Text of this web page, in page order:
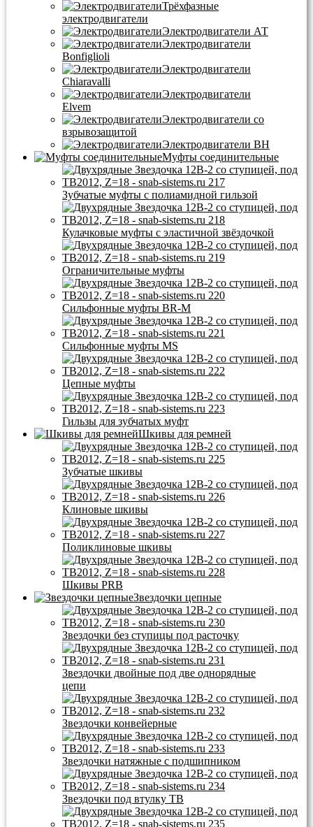
Трёхфазные
электродвигатели
Электродвигатели АТ
Электродвигатели
Bonfiglioli
Электродвигатели
Chiaravalli
Электродвигатели
Elvem
Электродвигатели со
взрывозащитой
Электродвигатели BH
Муфты соединительные
Зубчатые муфты с полиамидной гильзой
Кулачковые муфты с эластичной звёздочкой
Ограничительные муфты
Сильфонные муфты BR-M
Сильфонные муфты MS
Цепные муфты
Гильзы для зубчатых муфт
Шкивы для ремней
Зубчатые шкивы
Клиновые шкивы
Поликлиновые шкивы
Шкивы PRB
Звездочки цепные
Звездочки без ступицы под расточку
Звездочки двойные под две однорядные
цепи
Звездочки конвейерные
Звездочки натяжные с подшипником
Звездочки под втулку ТВ